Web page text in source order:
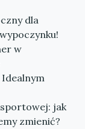
dla
w
jak
zmienić?